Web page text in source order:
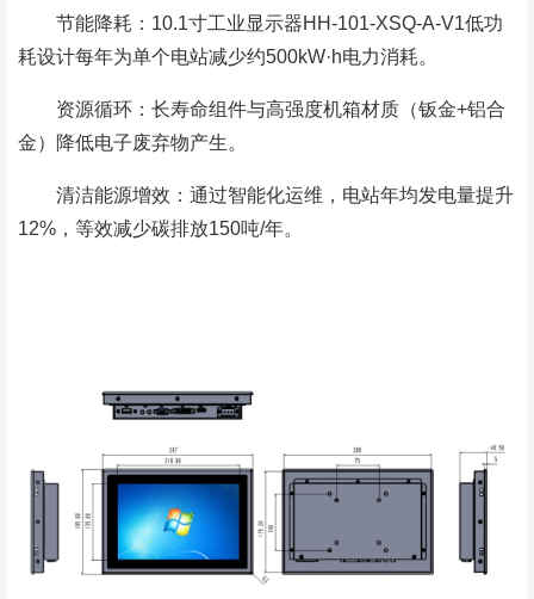
节能降耗：10.1寸工业显示器HH-101-XSQ-A-V1低功
耗设计每年为单个电站减少约500kW·h电力消耗。
资源循环：长寿命组件与高强度机箱材质（钣金+铝合
金）降低电子废弃物产生。
清洁能源增效：通过智能化运维，电站年均发电量提升
12%，等效减少碳排放150吨/年。